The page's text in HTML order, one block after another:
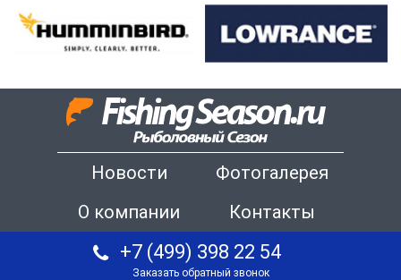
Новости
Фотогалерея
О компании
Контакты
+7 (499) 398 22 54
Заказать обратный звонок